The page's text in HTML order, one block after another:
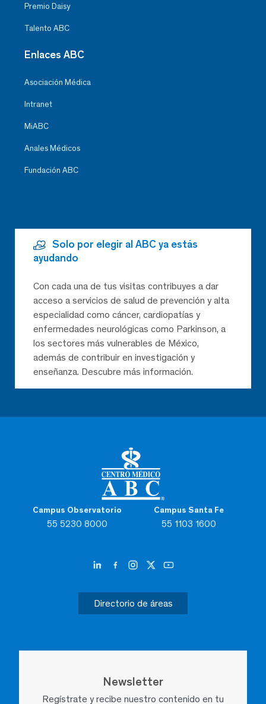
Campus Observatorio
55 5230 8000
Campus Santa Fe
55 1103 1600
Directorio de áreas
Newsletter
Regístrate y recibe nuestro contenido en tu
Premio Daisy
Talento ABC
Enlaces ABC
Asociación Médica
Intranet
MiABC
Anales Médicos
Fundación ABC
Solo por elegir al ABC ya estás
ayudando
Con cada una de tus visitas contribuyes a dar
acceso a servicios de salud de prevención y alta
especialidad como cáncer, cardiopatías y
enfermedades neurológicas como Parkinson, a
los sectores más vulnerables de México,
además de contribuir en investigación y
enseñanza. Descubre más información.